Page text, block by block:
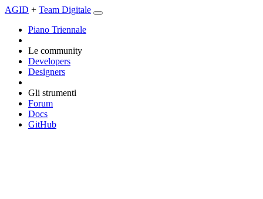
AGID + Team Digitale
Piano Triennale
Le community
Developers
Designers
Gli strumenti
Forum
Docs
GitHub